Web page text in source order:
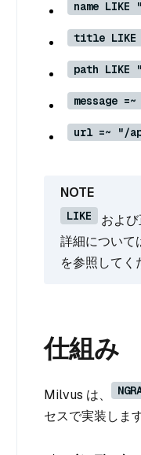
name LIKE
title LIKE
path LIKE
message
url =~ "/
LIKE
およ
詳細について
を参照してく
仕組み
Milvus は、
セスで実装します